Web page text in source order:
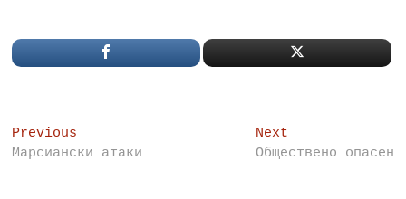
Post
navigation
Previous
post:
Марсиански атаки
NextNext
post:
Обществено опасен